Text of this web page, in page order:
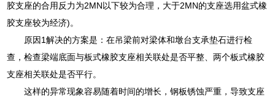
胶支座的合用反力为2MN以下较为合理，大于2MN的支座选用盆式橡
胶支座较为经济)。
原因1解决的方案是：在吊梁前对梁体和墩台支承垫石进行检
查，检查梁端底面与板式橡胶支座相关联处是否平整、两个板式橡胶
支座相关联处是否平行。
这样的异常现象容易随着时间的增长，钢板锈蚀严重，导致支座